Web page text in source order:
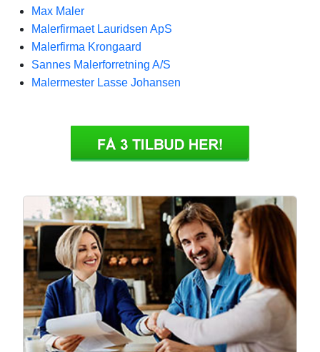
Max Maler
Malerfirmaet Lauridsen ApS
Malerfirma Krongaard
Sannes Malerforretning A/S
Malermester Lasse Johansen